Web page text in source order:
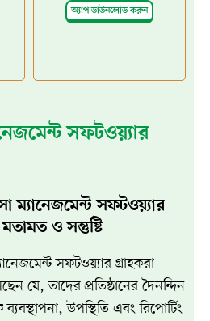
অ্যাপ ডাউনলোড করুন
সফটওয়্যার
ম্যানেজমেন্ট সফটওয়্যার
ও সন্তুষ্টি
সফটওয়্যার গ্রাহকরা
যে, তাদের প্রতিষ্ঠানের দৈনন্দিন
উপস্থিতি এবং রিপোর্টিং